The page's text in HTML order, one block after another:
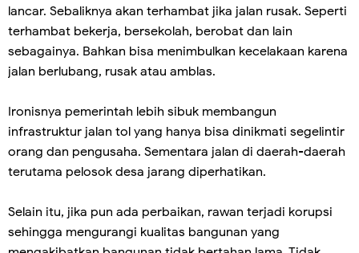
lancar. Sebaliknya akan terhambat jika jalan rusak. Seperti
terhambat bekerja, bersekolah, berobat dan lain
sebagainya. Bahkan bisa menimbulkan kecelakaan karena
jalan berlubang, rusak atau amblas.
Ironisnya pemerintah lebih sibuk membangun
infrastruktur jalan tol yang hanya bisa dinikmati segelintir
orang dan pengusaha. Sementara jalan di daerah-daerah
terutama pelosok desa jarang diperhatikan.
Selain itu, jika pun ada perbaikan, rawan terjadi korupsi
sehingga mengurangi kualitas bangunan yang